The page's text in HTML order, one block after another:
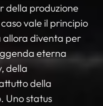
della produzione
vale il principio
allora diventa per
eterna
della
della
Uno status